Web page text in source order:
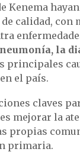
Kenema
calidad, con
la
principales
el país.
claves
mejorar la
propias
primaria.